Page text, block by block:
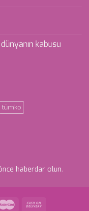
kabusu
tümko
haberdar olun.